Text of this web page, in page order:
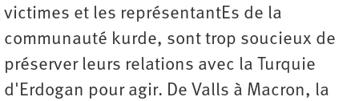
victimes et les représentantEs de la
communauté kurde, sont trop soucieux de
préserver leurs relations avec la Turquie
d'Erdogan pour agir. De Valls à Macron, la